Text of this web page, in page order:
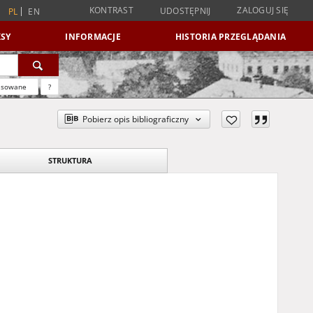
PL EN KONTRAST UDOSTĘPNIJ ZALOGUJ SIĘ
INFORMACJE HISTORIA PRZEGLĄDANIA
?
Pobierz opis bibliograficzny
STRUKTURA